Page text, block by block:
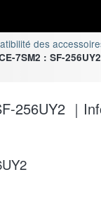
des
7SM2 : SF-
256UY2 ｜